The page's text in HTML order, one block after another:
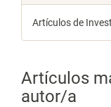
Artículos de
Artículos
autor/a